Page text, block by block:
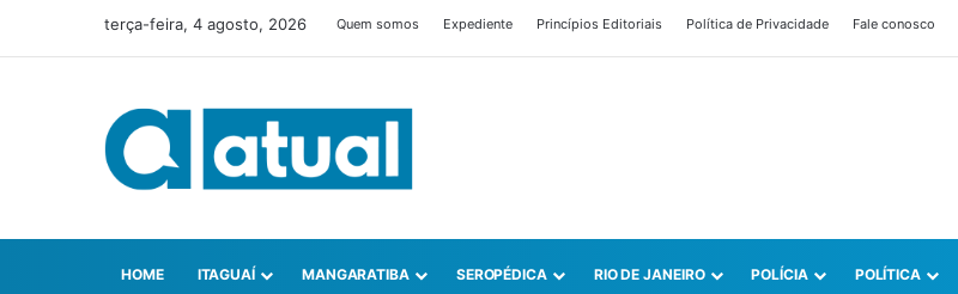
terça-feira, 4 agosto, 2026 Quem somos Expediente Princípios Editoriais Política de Privacidade Fale conosco
HOME ITAGUAÍ MANGARATIBA SEROPÉDICA RIO DE JANEIRO POLÍCIA POLÍTICA